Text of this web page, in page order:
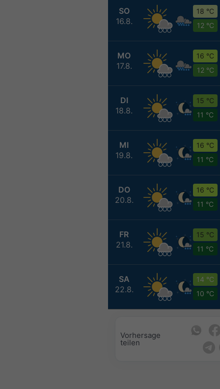
SO
16.8.
18 °C
12 °C
MO
17.8.
16 °C
12 °C
DI
18.8.
15 °C
11 °C
MI
19.8.
16 °C
11 °C
DO
20.8.
16 °C
11 °C
FR
21.8.
15 °C
11 °C
SA
22.8.
14 °C
10 °C
Vorhersage
teilen